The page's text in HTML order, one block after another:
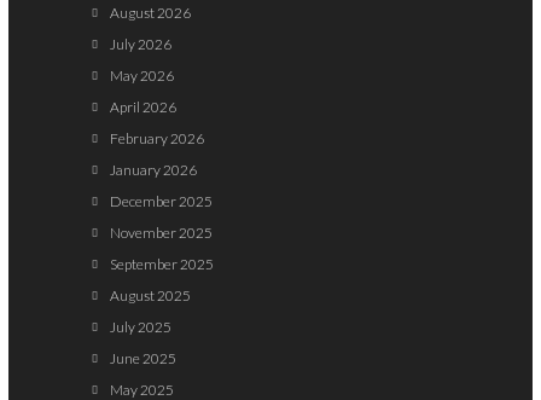
August 2026
July 2026
May 2026
April 2026
February 2026
January 2026
December 2025
November 2025
September 2025
August 2025
July 2025
June 2025
May 2025